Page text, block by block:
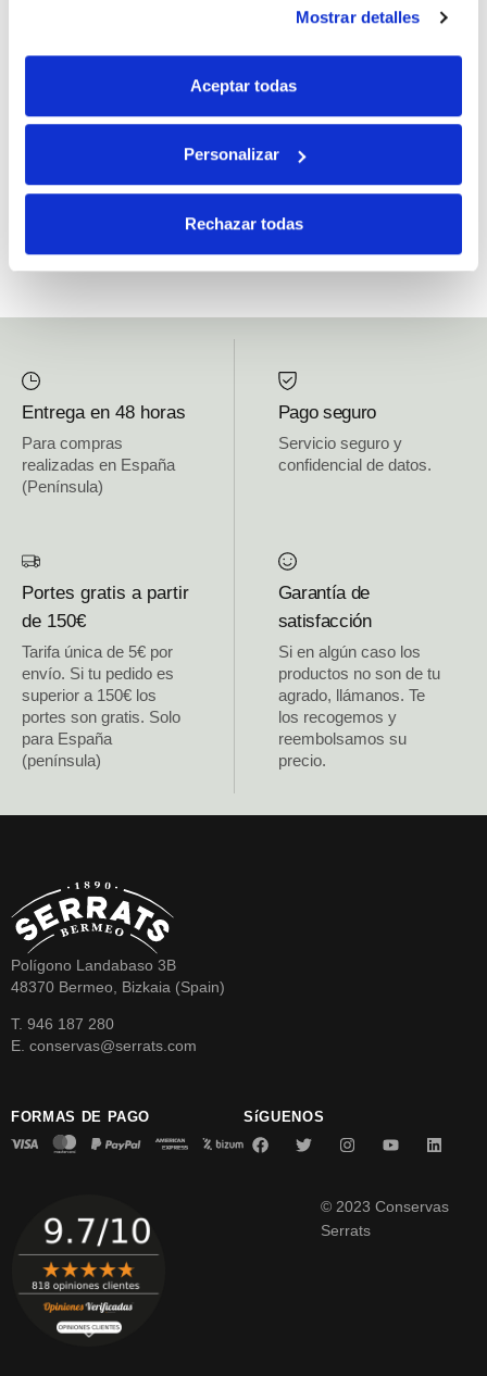
Mostrar detalles
Aceptar todas
Personalizar
Rechazar todas
Si, he leído y acepto la política de protección de datos.
fines comerciales, legitimación: consentimiento, destinatarios: proveedor de
mensajería online, derechos: Acceder, rectificar y suprimir los datos, así como
otros derechos, como se explica en la información adicional.
Entrega en 48 horas
Para compras
realizadas en España
(Península)
Pago seguro
Servicio seguro y
confidencial de datos.
Portes gratis a partir
de 150€
Tarifa única de 5€ por
envío. Si tu pedido es
superior a 150€ los
portes son gratis. Solo
para España
(península)
Garantía de
satisfacción
Si en algún caso los
productos no son de tu
agrado, llámanos. Te
los recogemos y
reembolsamos su
precio.
Polígono Landabaso 3B
48370 Bermeo, Bizkaia (Spain)
T. 946 187 280
E. conservas@serrats.com
FORMAS DE PAGO SíGUENOS
© 2023 Conservas
Serrats